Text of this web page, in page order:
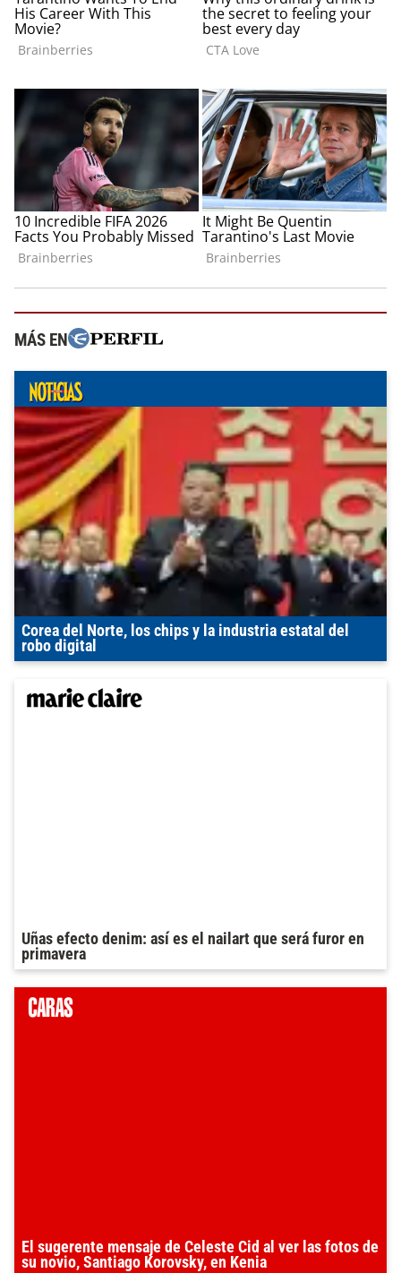
MÁS EN
Corea del Norte, los chips y la industria estatal del
robo digital
Uñas efecto denim: así es el nailart que será furor en
primavera
El sugerente mensaje de Celeste Cid al ver las fotos de
su novio, Santiago Korovsky, en Kenia